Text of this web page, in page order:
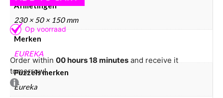
Afmetingen
230 × 50 × 150 mm
Merken
EUREKA
Puzzels merken
Eureka
Order within00 hours 18 minutesand receive it
tomorrow!